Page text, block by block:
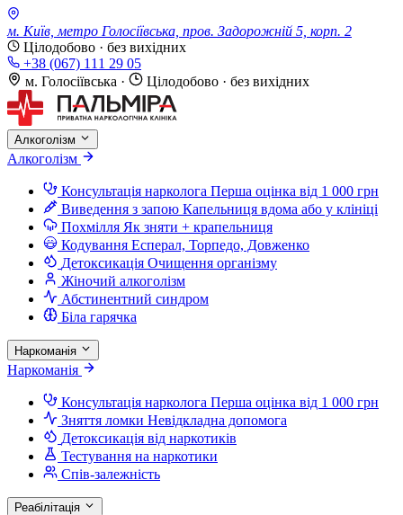
м. Київ, метро Голосіївська, пров. Задорожній 5, корп. 2
Цілодобово · без вихідних
+38 (067) 111 29 05
м. Голосіївська · Цілодобово · без вихідних
Алкоголізм
Алкоголізм
Консультація нарколога Перша оцінка від 1 000 грн
Виведення з запою Капельниця вдома або у клініці
Похмілля Як зняти + крапельниця
Кодування Есперал, Торпедо, Довженко
Детоксикація Очищення організму
Жіночий алкоголізм
Абстинентний синдром
Біла гарячка
Наркоманія
Наркоманія
Консультація нарколога Перша оцінка від 1 000 грн
Зняття ломки Невідкладна допомога
Детоксикація від наркотиків
Тестування на наркотики
Спів-залежність
Реабілітація